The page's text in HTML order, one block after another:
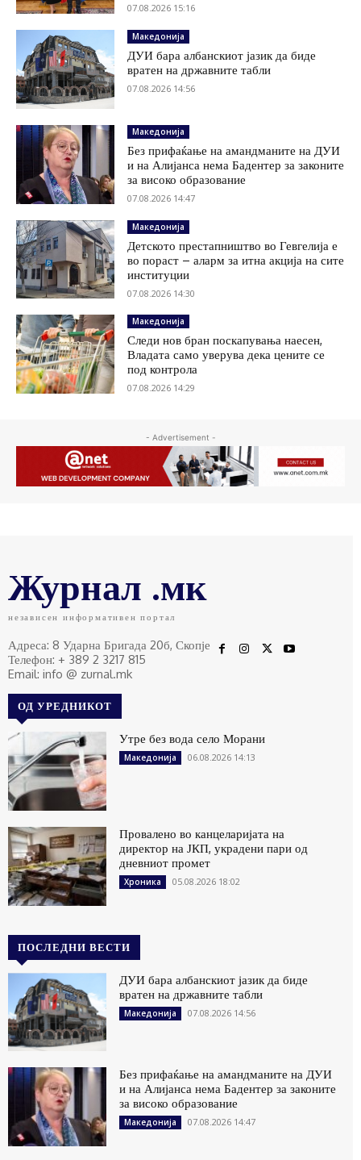
07.08.2026 15:16
Македонија
ДУИ бара албанскиот јазик да биде
вратен на државните табли
07.08.2026 14:56
Македонија
Без прифаќање на амандманите на ДУИ
и на Алијанса нема Бадентер за законите
за високо образование
07.08.2026 14:47
Македонија
Детското престапништво во Гевгелија е
во пораст – аларм за итна акција на сите
институции
07.08.2026 14:30
Македонија
Следи нов бран поскапувања наесен,
Владата само уверува дека цените се
под контрола
07.08.2026 14:29
- Advertisement -
Журнал .мк
независен информативен портал
Адреса: 8 Ударна Бригада 20б, Скопје
Телефон: + 389 2 3217 815
Email: info @ zurnal.mk
ОД УРЕДНИКОТ
Утре без вода село Морани
Македонија 06.08.2026 14:13
Провалено во канцеларијата на
директор на ЈКП, украдени пари од
дневниот промет
Хроника 05.08.2026 18:02
ПОСЛЕДНИ ВЕСТИ
ДУИ бара албанскиот јазик да биде
вратен на државните табли
Македонија 07.08.2026 14:56
Без прифаќање на амандманите на ДУИ
и на Алијанса нема Бадентер за законите
за високо образование
Македонија 07.08.2026 14:47